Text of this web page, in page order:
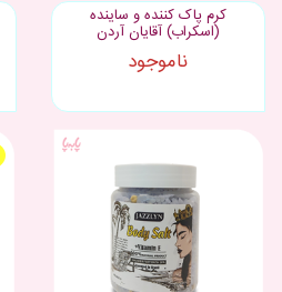
کرم پاک کننده و ساینده
(اسکراب) آقایان آردن
ناموجود